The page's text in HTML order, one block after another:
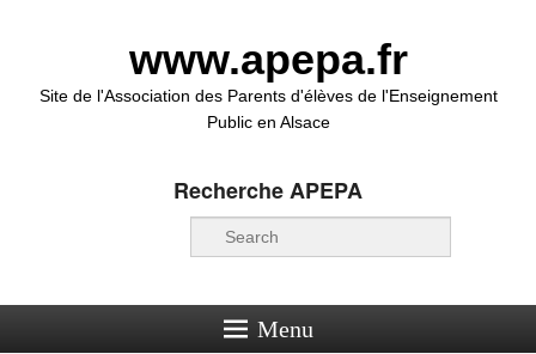
www.apepa.fr
Site de l'Association des Parents d'élèves de l'Enseignement
Public en Alsace
Recherche APEPA
Recherche
Menu